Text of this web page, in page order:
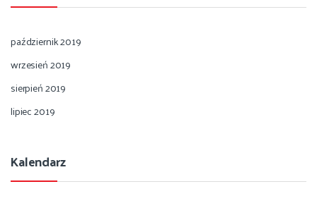
październik 2019
wrzesień 2019
sierpień 2019
lipiec 2019
Kalendarz